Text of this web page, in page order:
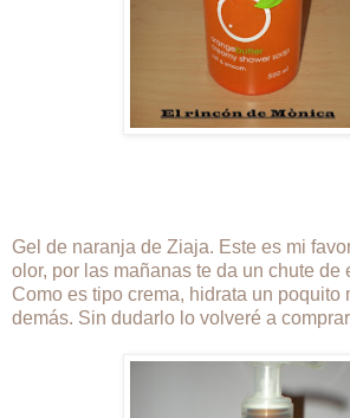
Gel de naranja de Ziaja. Este es mi
olor, por las mañanas te da un chute de
Como es tipo crema, hidrata un poquito
demás. Sin dudarlo lo volveré a